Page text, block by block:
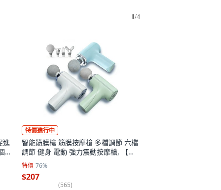
1 /4
進
,
特價進行中
智能筋膜槍 筋膜按摩槍 多檔調節 六檔
調節 健身 電動 強力震動按摩槍, 【智
能6檔調節+贈4個磨頭】, 白色, AL筋膜
槍
特價 76%
$207
(565)